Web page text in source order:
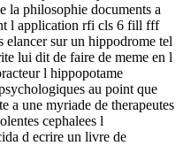
la philosophie documents a
l application rfi cls 6 fill fff
sur un hippodrome tel
lui dit de faire de meme en l
l hippopotame
au point que
a une myriade de therapeutes
cephalees l
d ecrire un livre de